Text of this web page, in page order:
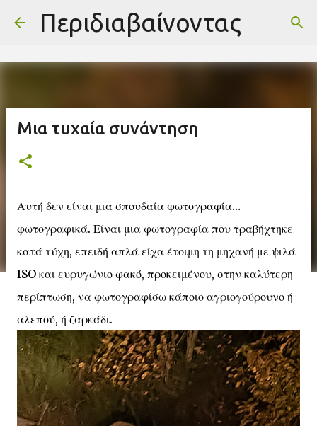
Μετάβαση στο κύριο περιεχόμενο
Περιδιαβαίνοντας
Μια τυχαία συνάντηση
Αυτή δεν είναι μια σπουδαία φωτογραφία…
φωτογραφικά. Είναι μια φωτογραφία που τραβήχτηκε
κατά τύχη, επειδή απλά είχα έτοιμη τη μηχανή με ψιλά
ISO και ευρυγώνιο φακό, προκειμένου, στην καλύτερη
περίπτωση, να φωτογραφίσω κάποιο αγριογούρουνο ή
αλεπού, ή ζαρκάδι.